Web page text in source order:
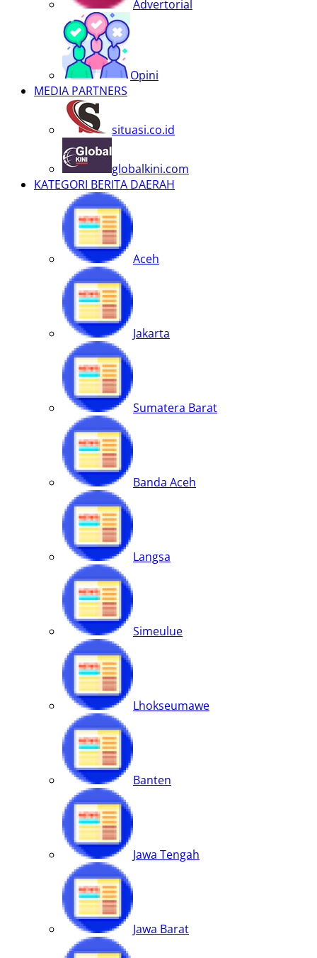
Advertorial
Opini
MEDIA PARTNERS
situasi.co.id
globalkini.com
KATEGORI BERITA DAERAH
Aceh
Jakarta
Sumatera Barat
Banda Aceh
Langsa
Simeulue
Lhokseumawe
Banten
Jawa Tengah
Jawa Barat